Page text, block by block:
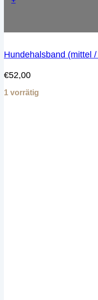
Hundehalsband (mittel
€52,00
1 vorrätig